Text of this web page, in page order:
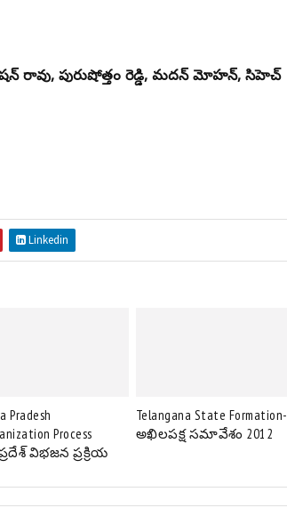
రావు, పురుషోత్తం రెడ్డి, మదన్ మోహన్, సిహెచ్
Linkedin
Pradesh
Process
విభజన ప్రక్రియ
Telangana State Formation-
అఖిలపక్ష సమావేశం 2012